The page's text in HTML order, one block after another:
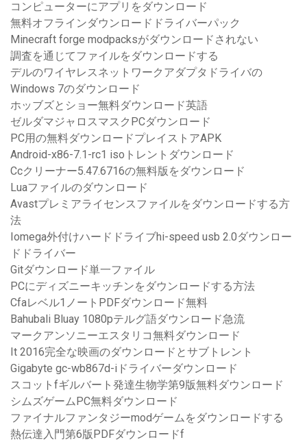
コンピューターにアプリをダウンロード
無料オフラインダウンロードドライバーパック
Minecraft forge modpacksがダウンロードされない
調査を通じてファイルをダウンロードする
デルのワイヤレスネットワークアダプタドライバの
Windows 7のダウンロード
ホッブズとショー無料ダウンロード英語
ゼルダマジャロスマスクPCダウンロード
PC用の無料ダウンロードプレイストアAPK
Android-x86-7.1-rc1 isoトレントダウンロード
Ccクリーナー5.47.6716の無料版をダウンロード
Luaファイルのダウンロード
Avastプレミアライセンスファイルをダウンロードする方
法
Iomega外付けハードドライブhi-speed usb 2.0ダウンロー
ドドライバー
Gitダウンロード単一ファイル
PCにディズニーキッチンをダウンロードする方法
Cfaレベル1ノートPDFダウンロード無料
Bahubali Bluay 1080pテルグ語ダウンロード急流
マークアンソニーエスタリコ無料ダウンロード
It 2016完全な映画のダウンロードとサブトレント
Gigabyte gc-wb867d-iドライバーダウンロード
スコットfギルバート発達生物学第9版無料ダウンロード
シムズゲームPC無料ダウンロード
ファイナルファンタジーmodゲームをダウンロードする
熱伝達入門第6版PDFダウンロードf